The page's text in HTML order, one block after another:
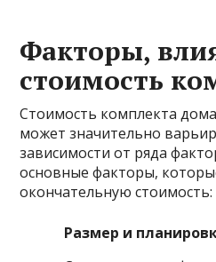
Факторы,
стоимость
Стоимость комплекта
может значительно
зависимости от ряда
основные факторы,
окончательную стоимость:
Размер и